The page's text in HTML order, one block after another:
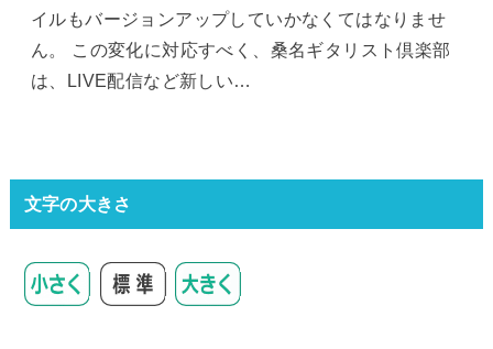
イルもバージョンアップしていかなくてはなりませ
ん。 この変化に対応すべく、桑名ギタリスト倶楽部
は、LIVE配信など新しい…
文字の大きさ